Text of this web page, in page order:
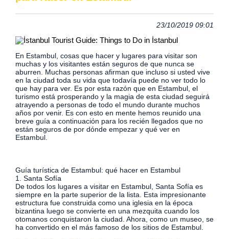
23/10/2019 09:01
En Estambul, cosas que hacer y lugares para visitar son
muchas y los visitantes están seguros de que nunca se
aburren.
Muchas personas afirman que incluso si usted vive
en la ciudad toda su vida que todavía puede no ver todo lo
que hay para ver. Es por esta razón que en Estambul, el
turismo está prosperando y la magia de esta ciudad seguirá
atrayendo a personas de todo el mundo durante muchos
años por venir. Es con esto en mente hemos reunido una
breve guía a continuación para los recién llegados que no
están seguros de por dónde empezar y qué ver en
Estambul.
Guía turística de Estambul: qué hacer en Estambul
1. Santa Sofía
De todos los lugares a visitar en Estambul, Santa Sofía es
siempre en la parte superior de la lista. Esta impresionante
estructura fue construida como una iglesia en la época
bizantina luego se convierte en una mezquita cuando los
otomanos conquistaron la ciudad. Ahora, como un museo, se
ha convertido en el más famoso de los sitios de Estambul.